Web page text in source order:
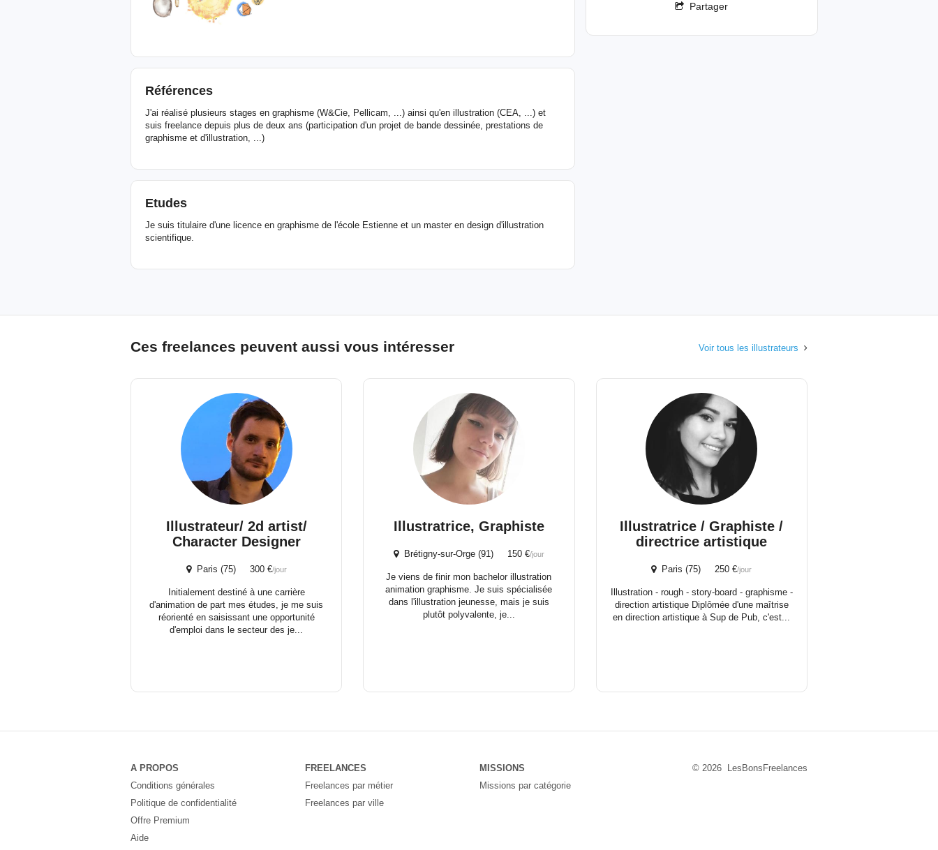
Références
J'ai réalisé plusieurs stages en graphisme (W&Cie, Pellicam, ...) ainsi qu'en illustration (CEA, ...) et
suis freelance depuis plus de deux ans (participation d'un projet de bande dessinée, prestations de
graphisme et d'illustration, ...)
Etudes
Je suis titulaire d'une licence en graphisme de l'école Estienne et un master en design d'illustration
scientifique.
Partager
Ces freelances peuvent aussi vous intéresser Voir tous les illustrateurs
Illustrateur/ 2d artist/
Character Designer
Paris (75) 300 €/jour
Initialement destiné à une carrière
d'animation de part mes études, je me suis
réorienté en saisissant une opportunité
d'emploi dans le secteur des je...
Illustratrice, Graphiste
Brétigny-sur-Orge (91) 150 €/jour
Je viens de finir mon bachelor illustration
animation graphisme. Je suis spécialisée
dans l'illustration jeunesse, mais je suis
plutôt polyvalente, je...
Illustratrice / Graphiste /
directrice artistique
Paris (75) 250 €/jour
Illustration - rough - story-board - graphisme -
direction artistique Diplômée d'une maîtrise
en direction artistique à Sup de Pub, c'est...
A PROPOS
Conditions générales
Politique de confidentialité
Offre Premium
Aide
FREELANCES
Freelances par métier
Freelances par ville
MISSIONS
Missions par catégorie
© 2026 LesBonsFreelances